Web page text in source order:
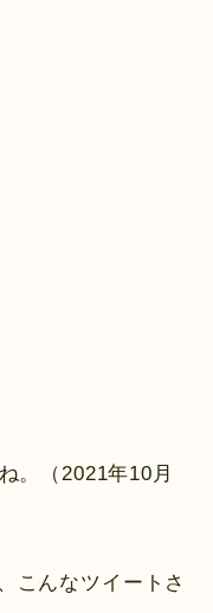
。（2021年10月
こんなツイートさ